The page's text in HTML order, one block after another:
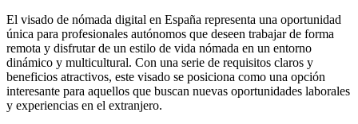
El visado de nómada digital en España representa una oportunidad
única para profesionales autónomos que deseen trabajar de forma
remota y disfrutar de un estilo de vida nómada en un entorno
dinámico y multicultural. Con una serie de requisitos claros y
beneficios atractivos, este visado se posiciona como una opción
interesante para aquellos que buscan nuevas oportunidades laborales
y experiencias en el extranjero.